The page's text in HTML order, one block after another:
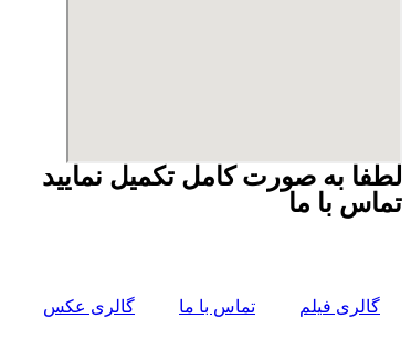
لطفا به صورت کامل تکمیل نمایید
تماس با ما
گالری فیلم تماس با ما گالری عکس